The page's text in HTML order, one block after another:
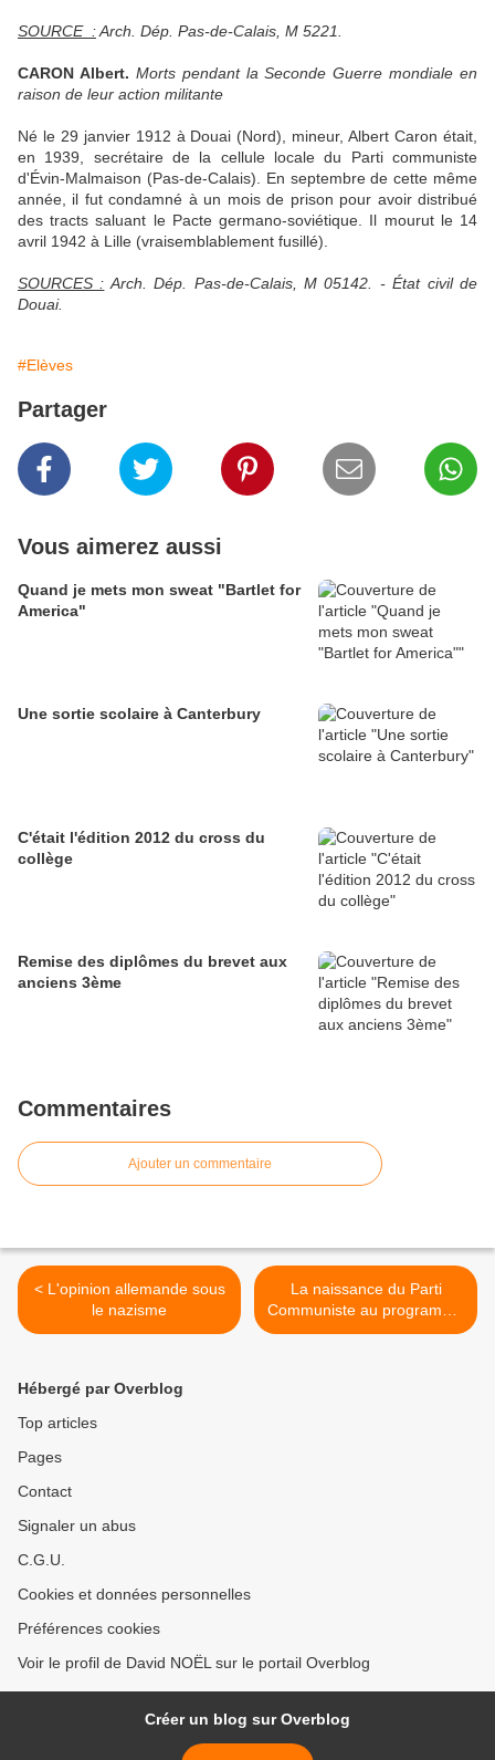
SOURCE :Arch. Dép. Pas-de-Calais, M 5221.
CARON Albert. Morts pendant la Seconde Guerre mondiale en
raison de leur action militante
Né le 29 janvier 1912 à Douai (Nord), mineur, Albert Caron était,
en 1939, secrétaire de la cellule locale du Parti communiste
d'Évin-Malmaison (Pas-de-Calais). En septembre de cette même
année, il fut condamné à un mois de prison pour avoir distribué
des tracts saluant le Pacte germano-soviétique. Il mourut le 14
avril 1942 à Lille (vraisemblablement fusillé).
SOURCES : Arch. Dép. Pas-de-Calais, M 05142. - État civil de
Douai.
#Elèves
Partager
Vous aimerez aussi
Quand je mets mon sweat "Bartlet for
America"
Une sortie scolaire à Canterbury
C'était l'édition 2012 du cross du
collège
Remise des diplômes du brevet aux
anciens 3ème
Commentaires
Ajouter un commentaire
< L'opinion allemande sous
le nazisme
La naissance du Parti
Communiste au programme
du dernier numéro de
Hébergé par Overblog
Top articles
Pages
Contact
Signaler un abus
C.G.U.
Cookies et données personnelles
Préférences cookies
Voir le profil de David NOËL sur le portail Overblog
Créer un blog sur Overblog